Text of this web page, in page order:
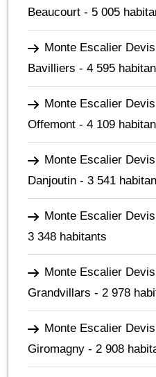
Beaucourt - 5 005
Monte Escalier
Bavilliers - 4 595
Monte Escalier
Offemont - 4 109
Monte Escalier
Danjoutin - 3 541
Monte Escalier
3 348 habitants
Monte Escalier
Grandvillars - 2 978
Monte Escalier
Giromagny - 2 908